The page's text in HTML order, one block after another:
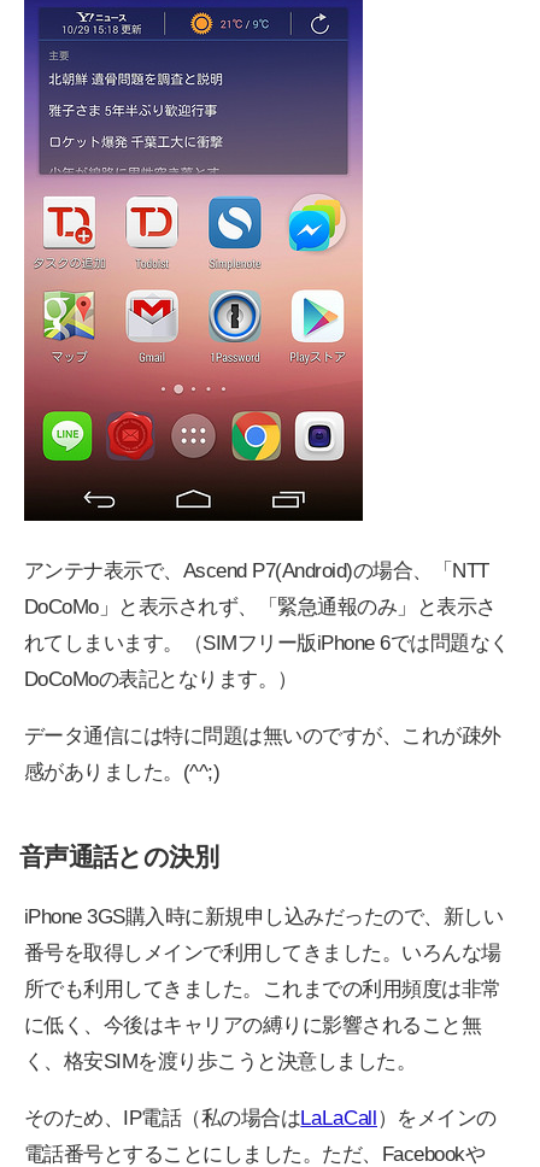
アンテナ表示で、Ascend P7(Android)の場合、「NTT
DoCoMo」と表示されず、「緊急通報のみ」と表示さ
れてしまいます。（SIMフリー版iPhone 6では問題なく
DoCoMoの表記となります。）
データ通信には特に問題は無いのですが、これが疎外
感がありました。(^^;)
音声通話との決別
iPhone 3GS購入時に新規申し込みだったので、新しい
番号を取得しメインで利用してきました。いろんな場
所でも利用してきました。これまでの利用頻度は非常
に低く、今後はキャリアの縛りに影響されること無
く、格安SIMを渡り歩こうと決意しました。
そのため、IP電話（私の場合はLaLaCall）をメインの
電話番号とすることにしました。ただ、Facebookや